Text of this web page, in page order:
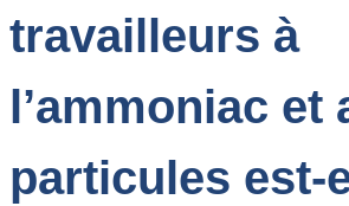
travailleurs à
l’ammoniac et
particules est-